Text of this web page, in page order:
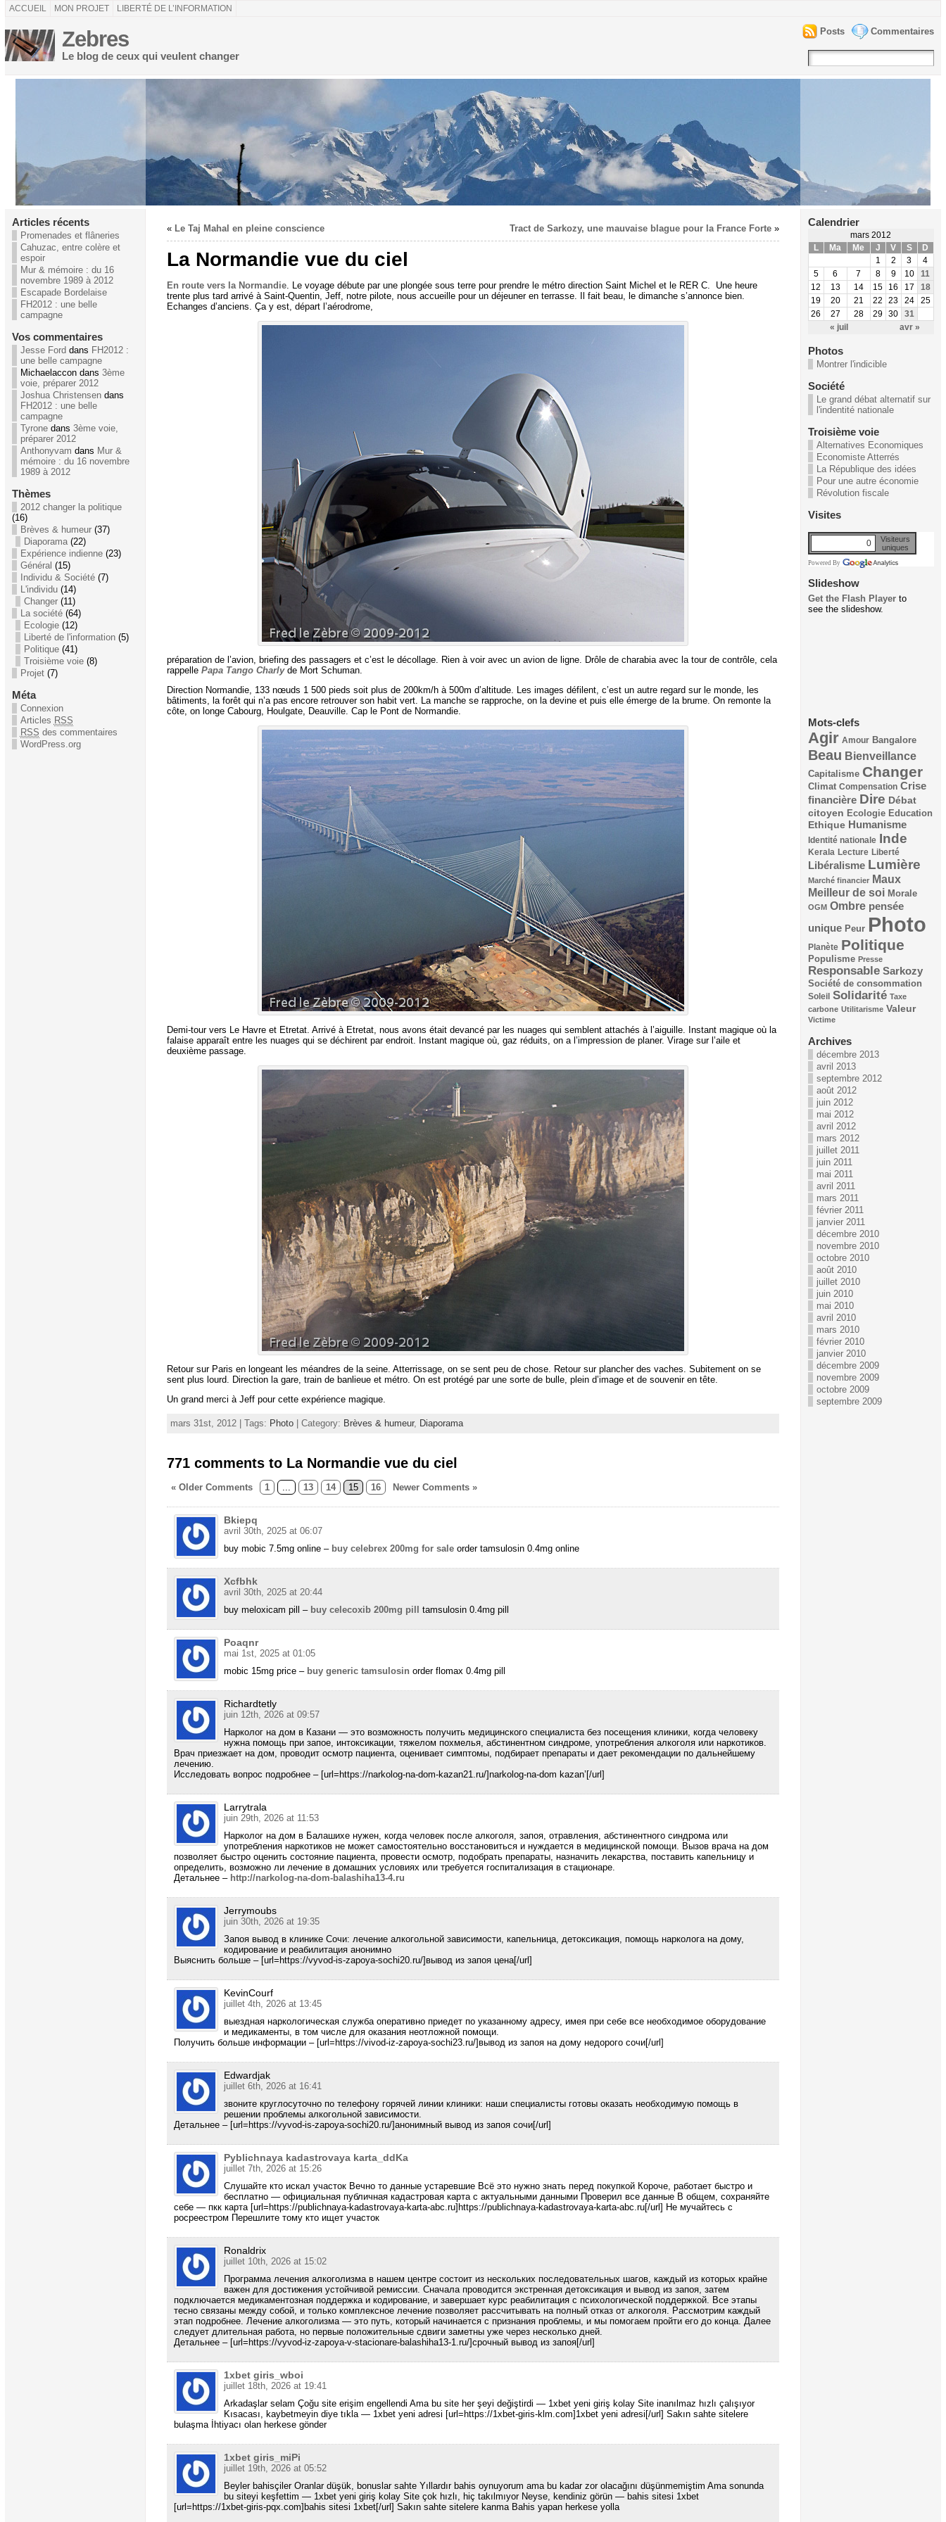
ACCUEIL MON PROJET LIBERTÉ DE L’INFORMATION
Zebres
Le blog de ceux qui veulent changer
Commentaires
Posts
Articles récents
Promenades et flâneries
Cahuzac, entre colère et
espoir
Mur & mémoire : du 16
novembre 1989 à 2012
Escapade Bordelaise
FH2012 : une belle
campagne
Vos commentaires
Jesse Ford dans FH2012 :
une belle campagne
Michaelaccon dans 3ème
voie, préparer 2012
Joshua Christensendans
FH2012 : une belle
campagne
Tyronedans 3ème voie,
préparer 2012
Anthonyvam dans Mur &
mémoire : du 16 novembre
1989 à 2012
Thèmes
2012 changer la politique
(16)
Brèves & humeur(37)
Diaporama(22)
Expérience indienne(23)
Général (15)
Individu & Société(7)
L'individu(14)
Changer(11)
La société(64)
Ecologie(12)
Liberté de l'information(5)
Politique(41)
Troisième voie(8)
Projet(7)
Méta
Connexion
Articles RSS
RSS des commentaires
WordPress.org
« Le Taj Mahal en pleine conscience Tract de Sarkozy, une mauvaise blague pour la France Forte»
La Normandie vue du ciel
En route vers la Normandie. Le voyage débute par une plongée sous terre pour prendre le métro direction Saint Michel et le RER C. Une heure
trente plus tard arrivé à Saint-Quentin, Jeff, notre pilote, nous accueille pour un déjeuner en terrasse. Il fait beau, le dimanche s’annonce bien.
Echanges d’anciens. Ça y est, départ l’aérodrome,
préparation de l’avion, briefing des passagers et c’est le décollage. Rien à voir avec un avion de ligne. Drôle de charabia avec la tour de contrôle, cela
rappelle Papa Tango Charlyde Mort Schuman.
Direction Normandie, 133 nœuds 1 500 pieds soit plus de 200km/h à 500m d’altitude. Les images défilent, c’est un autre regard sur le monde, les
bâtiments, la forêt qui n’a pas encore retrouver son habit vert. La manche se rapproche, on la devine et puis elle émerge de la brume. On remonte la
côte, on longe Cabourg, Houlgate, Deauville. Cap le Pont de Normandie.
Demi-tour vers Le Havre et Etretat. Arrivé à Etretat, nous avons était devancé par les nuages qui semblent attachés à l’aiguille. Instant magique où la
falaise apparaît entre les nuages qui se déchirent par endroit. Instant magique où, gaz réduits, on a l’impression de planer. Virage sur l’aile et
deuxième passage.
Retour sur Paris en longeant les méandres de la seine. Atterrissage, on se sent peu de chose. Retour sur plancher des vaches. Subitement on se
sent plus lourd. Direction la gare, train de banlieue et métro. On est protégé par une sorte de bulle, plein d’image et de souvenir en tête.
Un grand merci à Jeff pour cette expérience magique.
mars 31st, 2012 | Tags: Photo| Category: Brèves & humeur, Diaporama
771 comments to La Normandie vue du ciel
« Older Comments 1 13 14 15 16 Newer Comments »
Bkiepq
avril 30th, 2025 at 06:07
buy mobic 7.5mg online – buy celebrex 200mg for saleorder tamsulosin 0.4mg online
Xcfbhk
avril 30th, 2025 at 20:44
buy meloxicam pill – buy celecoxib 200mg pill tamsulosin 0.4mg pill
Poaqnr
mai 1st, 2025 at 01:05
mobic 15mg price – buy generic tamsulosin order flomax 0.4mg pill
Richardtetly
juin 12th, 2026 at 09:57
Нарколог на дом в Казани — это возможность получить медицинского специалиста без посещения клиники, когда человеку
нужна помощь при запое, интоксикации, тяжелом похмелья, абстинентном синдроме, употребления алкоголя или наркотиков.
Врач приезжает на дом, проводит осмотр пациента, оценивает симптомы, подбирает препараты и дает рекомендации по дальнейшему
лечению.
Исследовать вопрос подробнее – [url=https://narkolog-na-dom-kazan21.ru/]narkolog-na-dom kazan’[/url]
Larrytrala
juin 29th, 2026 at 11:53
Нарколог на дом в Балашихе нужен, когда человек после алкоголя, запоя, отравления, абстинентного синдрома или
употребления наркотиков не может самостоятельно восстановиться и нуждается в медицинской помощи. Вызов врача на дом
позволяет быстро оценить состояние пациента, провести осмотр, подобрать препараты, назначить лекарства, поставить капельницу и
определить, возможно ли лечение в домашних условиях или требуется госпитализация в стационаре.
Детальнее – http://narkolog-na-dom-balashiha13-4.ru
Jerrymoubs
juin 30th, 2026 at 19:35
Запоя вывод в клинике Сочи: лечение алкогольной зависимости, капельница, детоксикация, помощь нарколога на дому,
кодирование и реабилитация анонимно
Выяснить больше – [url=https://vyvod-is-zapoya-sochi20.ru/]вывод из запоя цена[/url]
KevinCourf
juillet 4th, 2026 at 13:45
выездная наркологическая служба оперативно приедет по указанному адресу, имея при себе все необходимое оборудование
и медикаменты, в том числе для оказания неотложной помощи.
Получить больше информации – [url=https://vivod-iz-zapoya-sochi23.ru/]вывод из запоя на дому недорого сочи[/url]
Edwardjak
juillet 6th, 2026 at 16:41
звоните круглосуточно по телефону горячей линии клиники: наши специалисты готовы оказать необходимую помощь в
решении проблемы алкогольной зависимости.
Детальнее – [url=https://vyvod-is-zapoya-sochi20.ru/]анонимный вывод из запоя сочи[/url]
Pyblichnaya kadastrovaya karta_ddKa
juillet 7th, 2026 at 15:26
Слушайте кто искал участок Вечно то данные устаревшие Всё это нужно знать перед покупкой Короче, работает быстро и
бесплатно — официальная публичная кадастровая карта с актуальными данными Проверил все данные В общем, сохраняйте
себе — пкк карта [url=https://publichnaya-kadastrovaya-karta-abc.ru]https://publichnaya-kadastrovaya-karta-abc.ru[/url] Не мучайтесь с
росреестром Перешлите тому кто ищет участок
Ronaldrix
juillet 10th, 2026 at 15:02
Программа лечения алкоголизма в нашем центре состоит из нескольких последовательных шагов, каждый из которых крайне
важен для достижения устойчивой ремиссии. Сначала проводится экстренная детоксикация и вывод из запоя, затем
подключается медикаментозная поддержка и кодирование, и завершает курс реабилитация с психологической поддержкой. Все этапы
тесно связаны между собой, и только комплексное лечение позволяет рассчитывать на полный отказ от алкоголя. Рассмотрим каждый
этап подробнее. Лечение алкоголизма — это путь, который начинается с признания проблемы, и мы помогаем пройти его до конца. Далее
следует длительная работа, но первые положительные сдвиги заметны уже через несколько дней.
Детальнее – [url=https://vyvod-iz-zapoya-v-stacionare-balashiha13-1.ru/]срочный вывод из запоя[/url]
1xbet giris_wboi
juillet 18th, 2026 at 19:41
Arkadaşlar selam Çoğu site erişim engellendi Ama bu site her şeyi değiştirdi — 1xbet yeni giriş kolay Site inanılmaz hızlı çalışıyor
Kısacası, kaybetmeyin diye tıkla — 1xbet yeni adresi [url=https://1xbet-giris-klm.com]1xbet yeni adresi[/url] Sakın sahte sitelere
bulaşma İhtiyacı olan herkese gönder
1xbet giris_miPi
juillet 19th, 2026 at 05:52
Beyler bahisçiler Oranlar düşük, bonuslar sahte Yıllardır bahis oynuyorum ama bu kadar zor olacağını düşünmemiştim Ama sonunda
bu siteyi keşfettim — 1xbet yeni giriş kolay Site çok hızlı, hiç takılmıyor Neyse, kendiniz görün — bahis sitesi 1xbet
[url=https://1xbet-giris-pqx.com]bahis sitesi 1xbet[/url] Sakın sahte sitelere kanma Bahis yapan herkese yolla
Calendrier
mars 2012
L
Ma Me J V S D
« juil avr »
1 2 3
4
5
6 7 8 9 10
11
12
13 14 15 16 17
18
19
20 21 22 23 24
25
26
27 28 29 30 31
Photos
Montrer l'indicible
Société
Le grand débat alternatif sur
l'indentité nationale
Troisième voie
Alternatives Economiques
Economiste Atterrés
La République des idées
Pour une autre économie
Révolution fiscale
Visites
0
Visiteurs
uniques
Powered By
Slideshow
Get the Flash Playerto
see the slideshow.
Mots-clefs
Agir Amour Bangalore
Beau Bienveillance
Capitalisme Changer
Climat Compensation Crise
financière Dire Débat
citoyen Ecologie Education
Ethique Humanisme
Identité nationale Inde
Kerala Lecture Liberté
Libéralisme Lumière
Marché financier Maux
Meilleur de soi Morale
OGM Ombre pensée
unique Peur Photo
Planète Politique
Populisme Presse
Responsable Sarkozy
Société de consommation
Soleil Solidarité Taxe
carbone Utilitarisme Valeur
Victime
Archives
décembre 2013
avril 2013
septembre 2012
août 2012
juin 2012
mai 2012
avril 2012
mars 2012
juillet 2011
juin 2011
mai 2011
avril 2011
mars 2011
février 2011
janvier 2011
décembre 2010
novembre 2010
octobre 2010
août 2010
juillet 2010
juin 2010
mai 2010
avril 2010
mars 2010
février 2010
janvier 2010
décembre 2009
novembre 2009
octobre 2009
septembre 2009